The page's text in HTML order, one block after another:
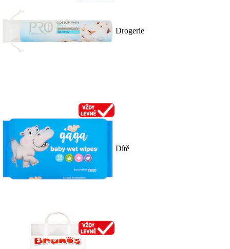
Drogerie
Dítě